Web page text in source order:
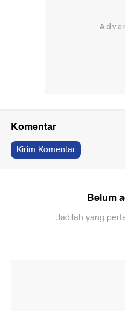
Komentar
Kirim Komentar
Belum
Jadilah yang